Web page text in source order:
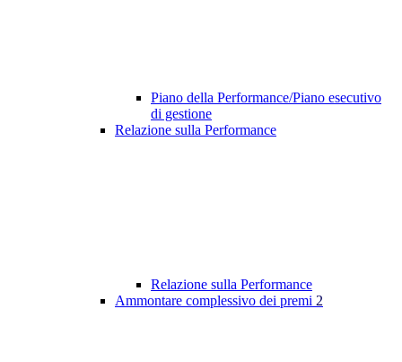
Piano della Performance/Piano esecutivo
di gestione
Relazione sulla Performance
Relazione sulla Performance
Ammontare complessivo dei premi 2